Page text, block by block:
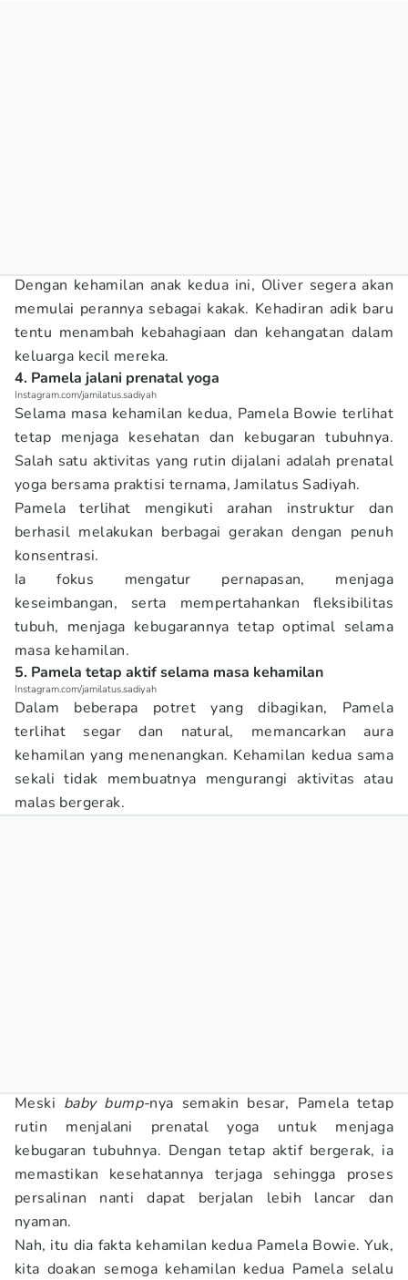
Dengan kehamilan anak kedua ini, Oliver segera akan
memulai perannya sebagai kakak. Kehadiran adik baru
tentu menambah kebahagiaan dan kehangatan dalam
keluarga kecil mereka.
4. Pamela jalani prenatal yoga
Instagram.com/jamilatus.sadiyah
Selama masa kehamilan kedua, Pamela Bowie terlihat
tetap menjaga kesehatan dan kebugaran tubuhnya.
Salah satu aktivitas yang rutin dijalani adalah prenatal
yoga bersama praktisi ternama, Jamilatus Sadiyah.
Pamela terlihat mengikuti arahan instruktur dan
berhasil melakukan berbagai gerakan dengan penuh
konsentrasi.
Ia fokus mengatur pernapasan, menjaga
keseimbangan, serta mempertahankan fleksibilitas
tubuh, menjaga kebugarannya tetap optimal selama
masa kehamilan.
5. Pamela tetap aktif selama masa kehamilan
Instagram.com/jamilatus.sadiyah
Dalam beberapa potret yang dibagikan, Pamela
terlihat segar dan natural, memancarkan aura
kehamilan yang menenangkan. Kehamilan kedua sama
sekali tidak membuatnya mengurangi aktivitas atau
malas bergerak.
Meski baby bump-nya semakin besar, Pamela tetap
rutin menjalani prenatal yoga untuk menjaga
kebugaran tubuhnya. Dengan tetap aktif bergerak, ia
memastikan kesehatannya terjaga sehingga proses
persalinan nanti dapat berjalan lebih lancar dan
nyaman.
Nah, itu dia fakta kehamilan kedua Pamela Bowie. Yuk,
kita doakan semoga kehamilan kedua Pamela selalu